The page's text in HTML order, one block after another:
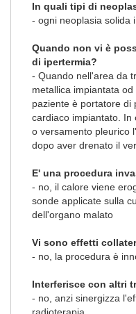
In quali tipi di
- ogni neoplasia solida
Quando non vi è
di ipertermia?
- Quando nell'area da
metallica impiantata
paziente è portatore di
cardiaco impiantato. In
o versamento pleurico
dopo aver drenato il
E' una procedura
- no, il calore viene
sonde applicate sulla
dell'organo malato
Vi sono effetti
- no, la procedura è
Interferisce con altri
- no, anzi sinergizza